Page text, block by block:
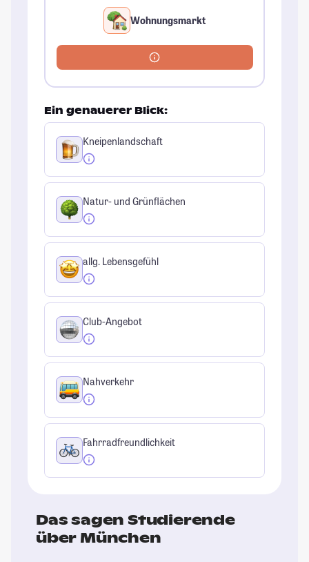
Wohnungsmarkt
Ein genauerer Blick:
Kneipenlandschaft
Natur- und Grünflächen
allg. Lebensgefühl
Club-Angebot
Nahverkehr
Fahrradfreundlichkeit
Das sagen Studierende
über München